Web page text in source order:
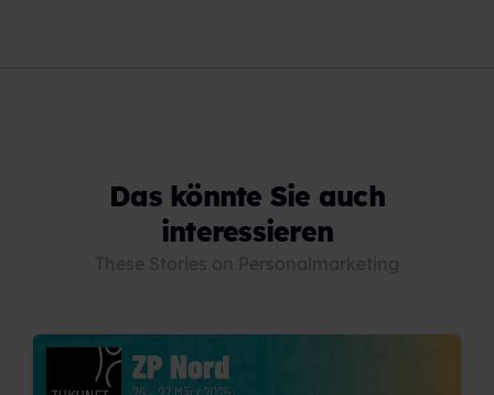
Das könnte Sie auch
interessieren